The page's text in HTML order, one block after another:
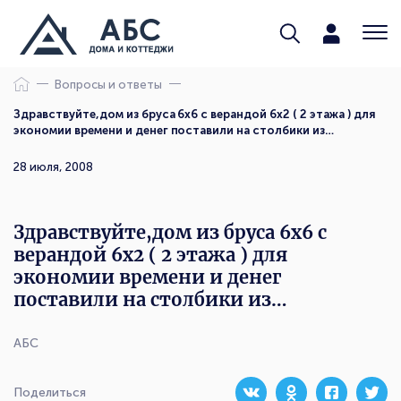
Вопросы и ответы
Здравствуйте,дом из бруса 6х6 с верандой 6х2 ( 2 этажа ) для
экономии времени и денег поставили на столбики из…
АБС
28 июля, 2008
Здравствуйте,дом из бруса 6х6 с
верандой 6х2 ( 2 этажа ) для
экономии времени и денег
поставили на столбики из…
Поделиться